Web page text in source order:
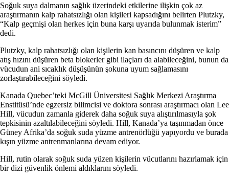
Soğuk suya dalmanın sağlık üzerindeki etkilerine ilişkin çok az
araştırmanın kalp rahatsızlığı olan kişileri kapsadığını belirten Plutzky,
“Kalp geçmişi olan herkes için buna karşı uyarıda bulunmak isterim”
dedi.
Plutzky, kalp rahatsızlığı olan kişilerin kan basıncını düşüren ve kalp
atış hızını düşüren beta blokerler gibi ilaçları da alabileceğini, bunun da
vücudun ani sıcaklık düşüşünün şokuna uyum sağlamasını
zorlaştırabileceğini söyledi.
Kanada Quebec’teki McGill Üniversitesi Sağlık Merkezi Araştırma
Enstitüsü’nde egzersiz bilimcisi ve doktora sonrası araştırmacı olan Lee
Hill, vücudun zamanla giderek daha soğuk suya alıştırılmasıyla şok
tepkisinin azaltılabileceğini söyledi. Hill, Kanada’ya taşınmadan önce
Güney Afrika’da soğuk suda yüzme antrenörlüğü yapıyordu ve burada
kışın yüzme antrenmanlarına devam ediyor.
Hill, rutin olarak soğuk suda yüzen kişilerin vücutlarını hazırlamak için
bir dizi güvenlik önlemi aldıklarını söyledi.